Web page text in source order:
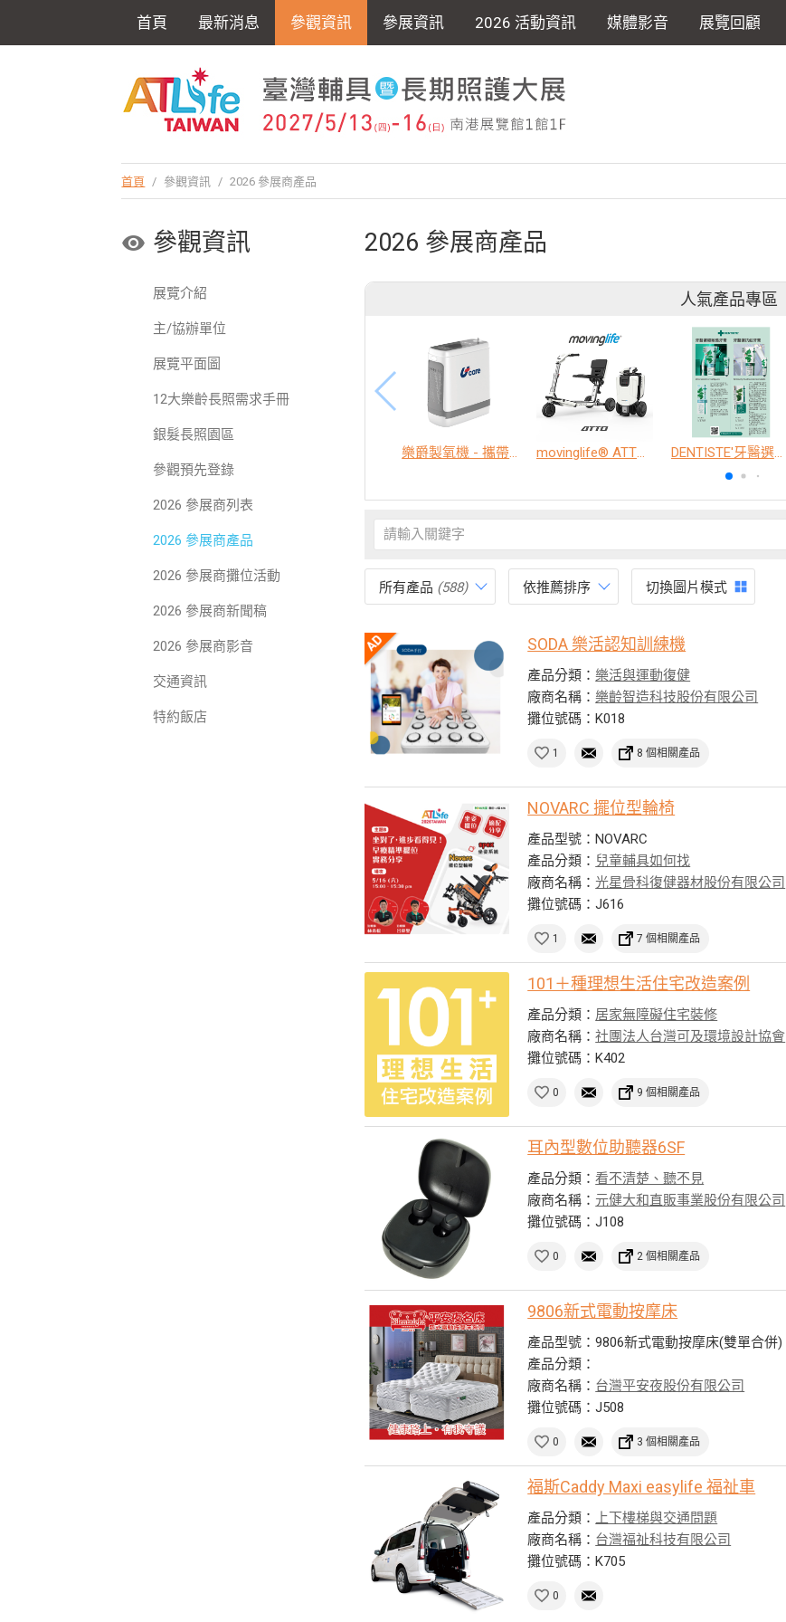
首頁 最新消息 參觀資訊 參展資訊 2026 活動資訊 媒體影音 展覽回顧
首頁 / 參觀資訊 / 2026 參展商產品
參觀資訊
展覽介紹
主/協辦單位
展覽平面圖
12大樂齡長照需求手冊
銀髮長照園區
參觀預先登錄
2026 參展商列表
2026 參展商產品
2026 參展商攤位活動
2026 參展商新聞稿
2026 參展商影音
交通資訊
特約飯店
2026 參展商產品
人氣產品專區
樂爵製氧機 - 攜帶型 movinglife® ATTO新世代電動代步車 經典款 DENTISTE'牙醫選極敏感牙膏、抗蛀牙膏
所有產品 (588) 依推薦排序 切換圖片模式
SODA 樂活認知訓練機
產品分類：樂活與運動復健
廠商名稱：樂齡智造科技股份有限公司
攤位號碼：K018
1 8 個相關產品
NOVARC 擺位型輪椅
產品型號：NOVARC
產品分類： 兒童輔具如何找
廠商名稱：光星骨科復健器材股份有限公司
攤位號碼：J616
1 7 個相關產品
101＋種理想生活住宅改造案例
產品分類： 居家無障礙住宅裝修
廠商名稱：社團法人台灣可及環境設計協會
攤位號碼：K402
0 9 個相關產品
耳內型數位助聽器6SF
產品分類：看不清楚、聽不見
廠商名稱： 元健大和直販事業股份有限公司
攤位號碼：J108
0 2 個相關產品
9806新式電動按摩床
產品型號：9806新式電動按摩床(雙單合併)
產品分類：
廠商名稱： 台灣平安夜股份有限公司
攤位號碼：J508
0 3 個相關產品
福斯Caddy Maxi easylife 福祉車
產品分類：
上下樓梯與交通問題
廠商名稱： 台灣福祉科技有限公司
攤位號碼：K705
0